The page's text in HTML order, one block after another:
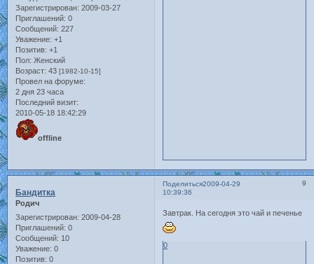
Зарегистрирован: 2009-03-27
Приглашений: 0
Сообщений: 227
Уважение: +1
Позитив: +1
Пол: Женский
Возраст: 43 [1982-10-15]
Провел на форуме:
2 дня 23 часа
Последний визит:
2010-05-18 18:42:29
offline
Поделиться 9
2009-04-29
10:39:36
Бандитка
Родич
Зарегистрирован: 2009-04-28
Приглашений: 0
Сообщений: 10
Уважение: 0
Позитив: 0
Завтрак. На сегодня это чай и печенье
0